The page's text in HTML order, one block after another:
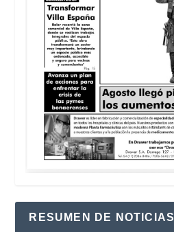
RESUMEN DE NOTICIAS